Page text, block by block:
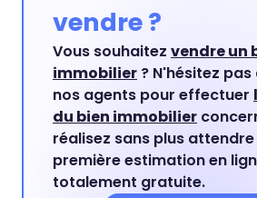
vendre ?
Vous souhaitez vendre un
immobilier ? N'hésitez
nos agents pour effectuer
du bien immobilier
réalisez sans plus attendre
première estimation en
totalement gratuite.